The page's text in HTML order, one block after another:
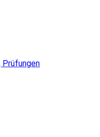
Prüfungen